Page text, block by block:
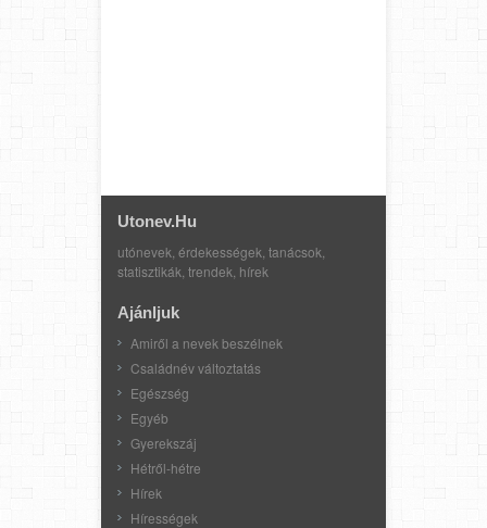
Utonev.hu
utónevek, érdekességek, tanácsok,
statisztikák, trendek, hírek
Ajánljuk
Amiről a nevek beszélnek
Családnév változtatás
Egészség
Egyéb
Gyerekszáj
Hétről-hétre
Hírek
Hírességek